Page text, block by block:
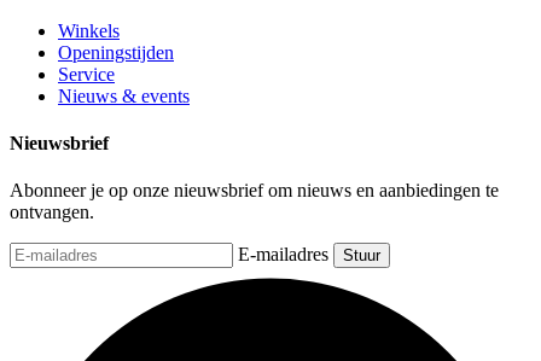
Winkels
Openingstijden
Service
Nieuws & events
Nieuwsbrief
Abonneer je op onze nieuwsbrief om nieuws en aanbiedingen te
ontvangen.
E-mailadres